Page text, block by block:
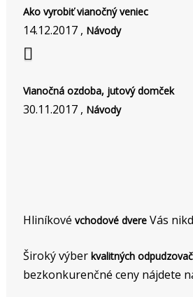
Ako vyrobiť vianočný veniec
14.12.2017 , Návody
Vianočná ozdoba, jutový domček
30.11.2017 , Návody
Hliníkové vchodové dvereVás
Široký výber kvalitných
bezkonkurenčné ceny nájdete